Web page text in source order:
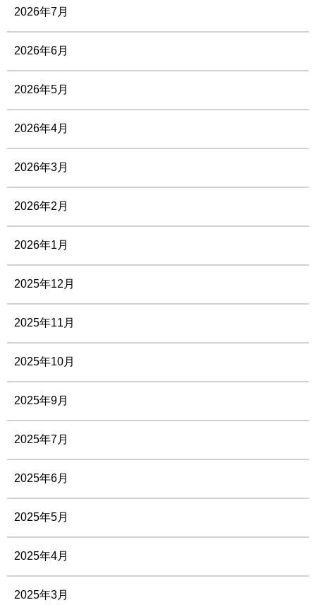
2026年7月
2026年6月
2026年5月
2026年4月
2026年3月
2026年2月
2026年1月
2025年12月
2025年11月
2025年10月
2025年9月
2025年7月
2025年6月
2025年5月
2025年4月
2025年3月